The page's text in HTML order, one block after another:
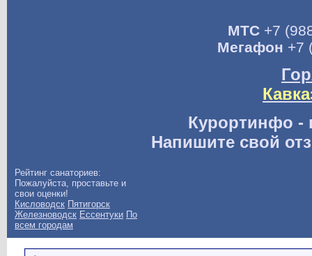
МТС+7
Мегафон +7
Курортинфо -
Напишите свой
Рейтинг санаториев:
Пожалуйста, проставьте и
свои оценки!
Кисловодск Пятигорск
Железноводск Ессентуки По
всем городам